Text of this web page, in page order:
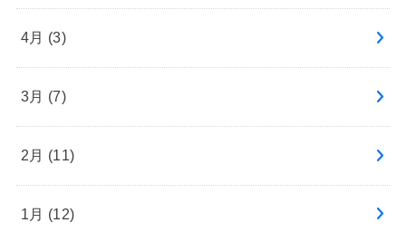
4月 (3)
3月 (7)
2月 (11)
1月 (12)